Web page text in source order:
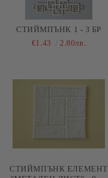
СТИЙМПЪНК 1 - 3 БР
€1.43
2.80лв.
СТИЙМПЪНК ЕЛЕМЕНТ